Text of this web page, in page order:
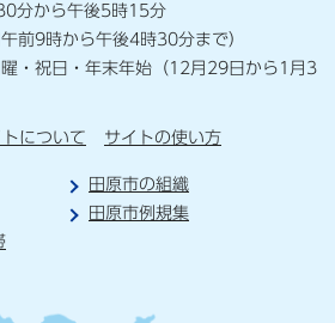
分から午後5時15分
前9時から午後4時30分まで）
・祝日・年末年始（12月29日から1月3
について サイトの使い方
田原市の組織
田原市例規集